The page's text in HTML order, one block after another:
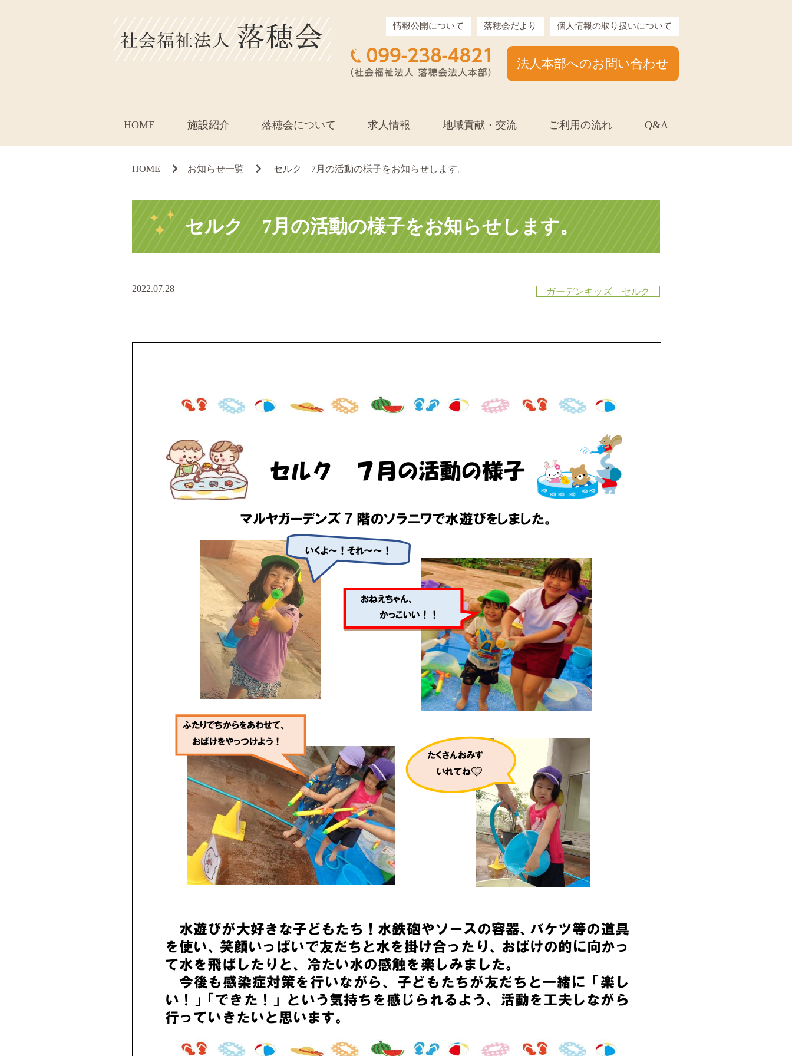
情報公開について 落穂会だより 個人情報の取り扱いについて
法人本部へのお問い合わせ
HOME 施設紹介 落穂会について 求人情報 地域貢献・交流 ご利用の流れ Q&A
HOME お知らせ一覧 セルク 7月の活動の様子をお知らせします。
セルク 7月の活動の様子をお知らせします。
ガーデンキッズ セルク
2022.07.28